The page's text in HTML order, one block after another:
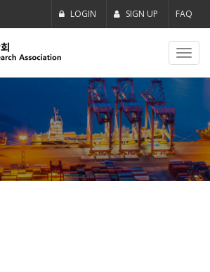
LOGIN SIGN UP FAQ